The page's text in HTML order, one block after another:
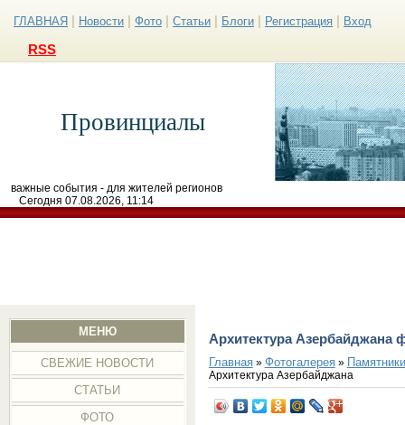
ГЛАВНАЯ Новости Фото Статьи Блоги Регистрация Вход
RSS
Провинциалы
важные события - для жителей регионов
Сегодня 07.08.2026, 11:14
МЕНЮ
СВЕЖИЕ НОВОСТИ
СТАТЬИ
ФОТО
Архитектура Азербайджана
Главная» Фотогалерея»
Архитектура Азербайджана